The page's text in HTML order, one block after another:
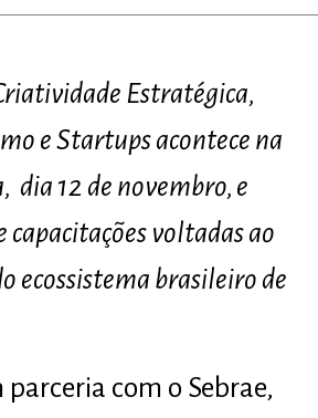
Estratégica,
e Startups acontece na
dia 12 de novembro, e
capacitações voltadas ao
ecossistema brasileiro de
com o Sebrae,